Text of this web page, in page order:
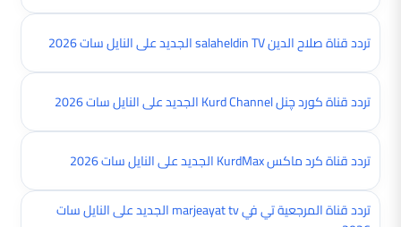
تردد قناة صلاح الدين salaheldin TV الجديد على النايل سات 2026
تردد قناة کورد چنل Kurd Channel الجديد على النايل سات 2026
تردد قناة كرد ماكس KurdMax الجديد على النايل سات 2026
تردد قناة المرجعية تي في marjeayat tv الجديد على النايل سات